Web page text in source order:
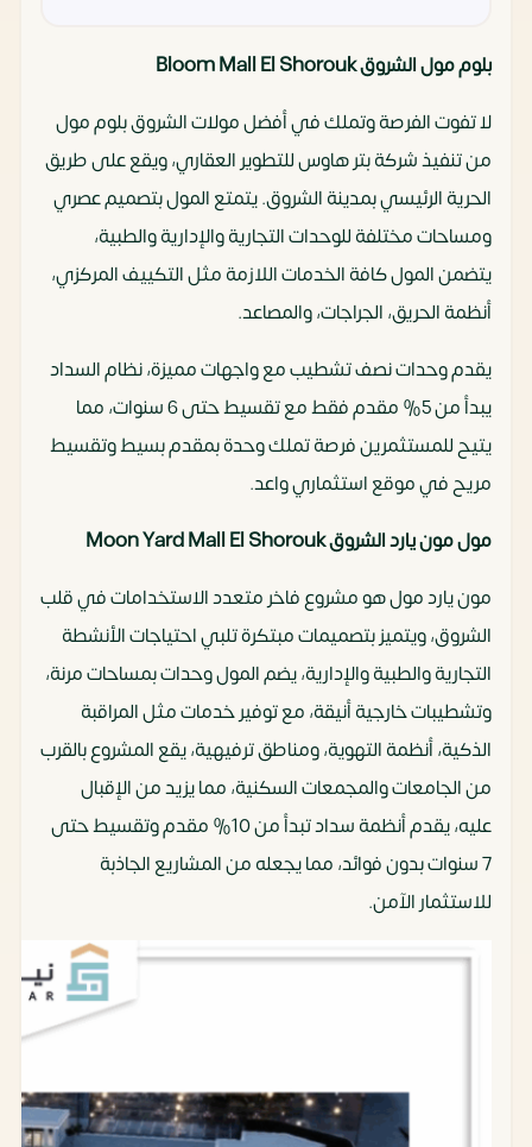
بلوم مول الشروق Bloom Mall El Shorouk
لا تفوت الفرصة وتملك في أفضل مولات الشروق بلوم مول
من تنفيذ شركة بتر هاوس للتطوير العقاري، ويقع على طريق
الحرية الرئيسي بمدينة الشروق. يتمتع المول بتصميم عصري
ومساحات مختلفة للوحدات التجارية والإدارية والطبية،
يتضمن المول كافة الخدمات اللازمة مثل التكييف المركزي،
أنظمة الحريق، الجراجات، والمصاعد.
يقدم وحدات نصف تشطيب مع واجهات مميزة، نظام السداد
يبدأ من 5% مقدم فقط مع تقسيط حتى 6 سنوات، مما
يتيح للمستثمرين فرصة تملك وحدة بمقدم بسيط وتقسيط
مريح في موقع استثماري واعد.
مول مون يارد الشروق Moon Yard Mall El Shorouk
مون يارد مول هو مشروع فاخر متعدد الاستخدامات في قلب
الشروق، ويتميز بتصميمات مبتكرة تلبي احتياجات الأنشطة
التجارية والطبية والإدارية، يضم المول وحدات بمساحات مرنة،
وتشطيبات خارجية أنيقة، مع توفير خدمات مثل المراقبة
الذكية، أنظمة التهوية، ومناطق ترفيهية، يقع المشروع بالقرب
من الجامعات والمجمعات السكنية، مما يزيد من الإقبال
عليه، يقدم أنظمة سداد تبدأ من 10% مقدم وتقسيط حتى
7 سنوات بدون فوائد، مما يجعله من المشاريع الجاذبة
للاستثمار الآمن.